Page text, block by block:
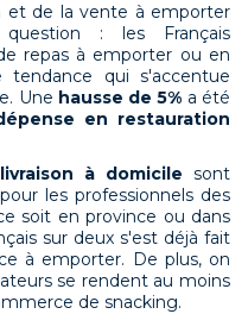
et de la vente à emporter
: les Français
repas à emporter ou en
qui s'accentue
Une hausse de 5% a été
en restauration
livraison à domicile sont
pour les professionnels des
soit en province ou dans
sur deux s'est déjà fait
à emporter. De plus, on
se rendent au moins
de snacking.